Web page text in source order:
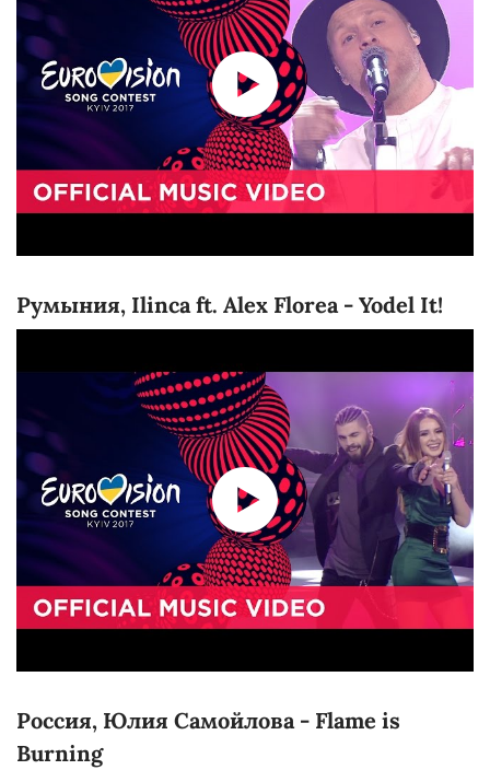
Румыния, Ilinca ft. Alex Florea - Yodel It!
Россия, Юлия Самойлова - Flame is
Burning